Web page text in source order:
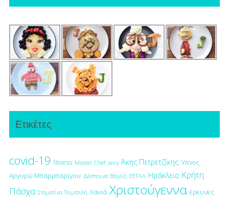
Ετικέτες
covid-19 fitness Master Chef sexy Άκης Πετρετζίκης Ύπνος
Αργυρώ Μπαρμπαρίγου Δέσποινα Βανδή ΕΕΤΑΑ Ηράκλειο Κρήτη
Πάσχα Σταματίνα Τσιμτσιλή Χανιά Χριστούγεννα έρευνες